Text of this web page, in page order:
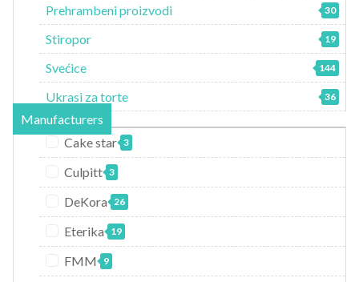
Prehrambeni proizvodi 30
Stiropor 19
Svećice 144
Ukrasi za torte 36
Manufacturers
Cake star 3
Culpitt 3
DeKora 26
Eterika 19
FMM 9